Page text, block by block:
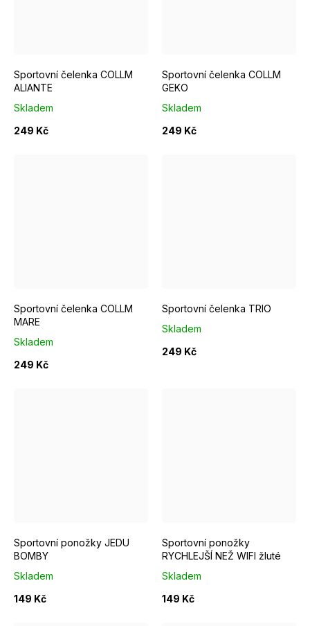
Sportovní čelenka COLLM
ALIANTE
Skladem
249 Kč
Sportovní čelenka COLLM
GEKO
Skladem
249 Kč
Sportovní čelenka COLLM
MARE
Skladem
249 Kč
Sportovní čelenka TRIO
Skladem
249 Kč
Sportovní ponožky JEDU
BOMBY
Skladem
149 Kč
Sportovní ponožky
RYCHLEJŠÍ NEŽ WIFI žluté
Skladem
149 Kč